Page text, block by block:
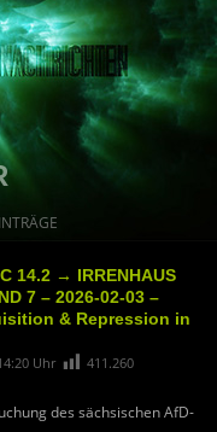
14.2 → IRRENHAUS
7 – 2026-02-03 –
& Repression in
Uhr 411.260
des sächsischen AfD-